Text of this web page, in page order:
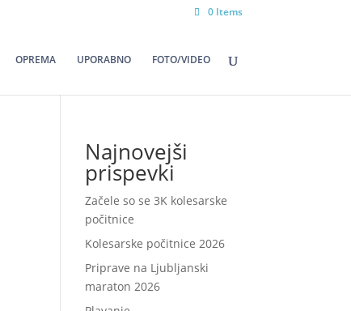
0 Items
OPREMA UPORABNO FOTO/VIDEO
Najnovejši
prispevki
Začele so se 3K kolesarske
počitnice
Kolesarske počitnice 2026
Priprave na Ljubljanski
maraton 2026